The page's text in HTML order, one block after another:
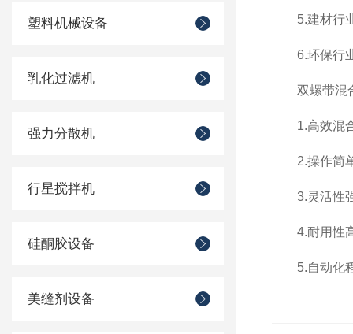
塑料机械设备
乳化过滤机
强力分散机
行星搅拌机
硅酮胶设备
美缝剂设备
5.建材行业
6.环保行业
双螺带混
1.高效混合
2.操作简单
3.灵活性强
4.耐用性高
5.自动化程